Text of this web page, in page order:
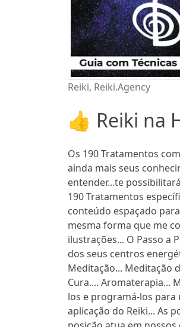
Reiki, Reiki.Agency
👍 Reiki na
Os 190 Tratamentos
ainda mais seus
entender...te
190 Tratamentos
conteúdo espaçado
mesma forma que me
ilustrações... O Passo a
dos seus centros
Meditação... Meditação
Cura.... Aromaterapia...
los e programá-los para
aplicação do Reiki... As